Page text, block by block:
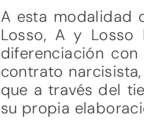
A esta modalidad
Losso, A y Losso
diferenciación
contrato
que a través del
su propia